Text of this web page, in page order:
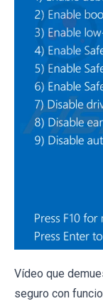
Vídeo que
seguro con